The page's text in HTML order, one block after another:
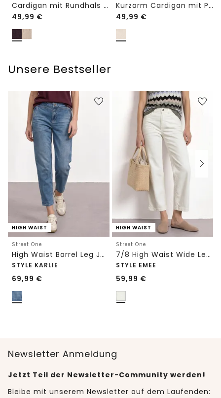
Cardigan mit Rundhals und Knöpfen
49,99 €
Kurzarm Cardigan mit Polokragen
49,99 €
Unsere Bestseller
HIGH WAIST
Street One
High Waist Barrel Leg Jeans im Loose Fit
STYLE KARLIE
69,99 €
HIGH WAIST
Street One
7/8 High Waist Wide Leg Jeans im Loose Fit
STYLE EMEE
59,99 €
Newsletter Anmeldung
Jetzt Teil der Newsletter-Community werden!
Bleibe mit unserem Newsletter auf dem Laufenden: